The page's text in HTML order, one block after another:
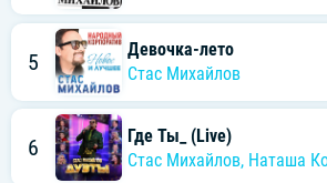
5
Девочка-лето
Стас Михайлов
6
Где Ты_ (Live)
Стас Михайлов, Наташа